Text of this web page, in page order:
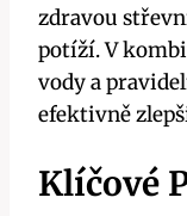
zdravou
potíží. V
vody a
efektivně
Klíčové